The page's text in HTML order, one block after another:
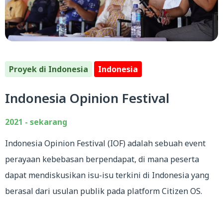
Proyek di Indonesia Indonesia
Indonesia Opinion Festival
2021 - sekarang
Indonesia Opinion Festival (IOF) adalah sebuah event
perayaan kebebasan berpendapat, di mana peserta
dapat mendiskusikan isu-isu terkini di Indonesia yang
berasal dari usulan publik pada platform Citizen OS.